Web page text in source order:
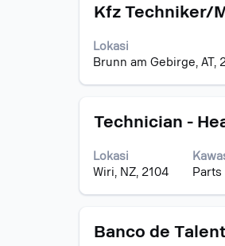
maklumat
Jawatan
Kfz Techniker/
Lokasi
Brunn am Gebirge, AT,
Pilih
bar
ruang
melihat
penuh
maklumat
kerja.
Jawatan
Technician -
Lokasi
Wiri, NZ, 2104
Pilih
bar
ruang
untuk
melihat
penuh
Jawatan
Banco de
Pilih